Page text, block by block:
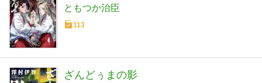
ともつか治臣
113
ざんどぅまの影